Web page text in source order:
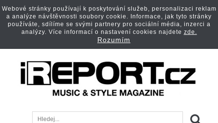
Webové stránky používají k poskytování služeb, personalizaci reklam
a analýze návštěvnosti soubory cookie. Informace, jak tyto stránky
používáte, sdílíme se svými partnery pro sociální média, inzerci a
analýzy. Více informací o nastavení cookies najdete zde.
Rozumím